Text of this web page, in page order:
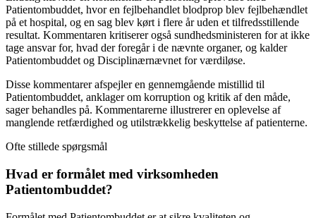
Patientombuddet, hvor en fejlbehandlet blodprop blev fejlbehændlet
på et hospital, og en sag blev kørt i flere år uden et tilfredsstillende
resultat. Kommentaren kritiserer også sundhedsministeren for at ikke
tage ansvar for, hvad der foregår i de nævnte organer, og kalder
Patientombuddet og Disciplinærnævnet for værdiløse.
Disse kommentarer afspejler en gennemgående mistillid til
Patientombuddet, anklager om korruption og kritik af den måde,
sager behandles på. Kommentarerne illustrerer en oplevelse af
manglende retfærdighed og utilstrækkelig beskyttelse af patienterne.
Ofte stillede spørgsmål
Hvad er formålet med virksomheden
Patientombuddet?